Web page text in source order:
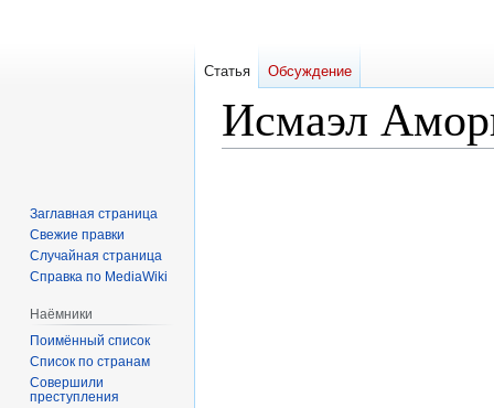
Исмаэл
Статья Обсуждение
Заглавная страница
Свежие правки
Случайная страница
Справка по MediaWiki
Наёмники
Поимённый список
Список по странам
Совершили
преступления